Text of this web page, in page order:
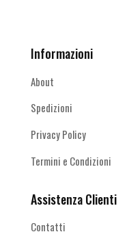
Informazioni
About
Spedizioni
Privacy Policy
Termini e Condizioni
Assistenza Clienti
Contatti